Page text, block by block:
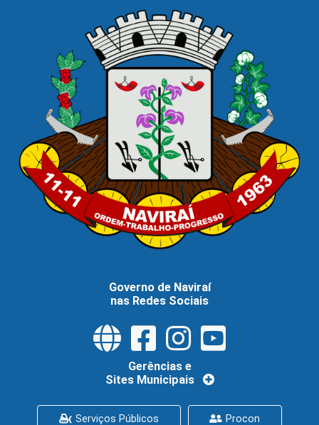
Governo de Naviraí
nas Redes Sociais
Gerências e
Sites Municipais
Serviços Públicos Procon